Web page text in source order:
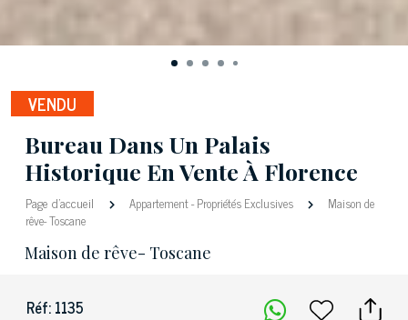
VENDU
Bureau Dans Un Palais
Historique En Vente À Florence
Page d'accueil Appartement-Propriétés Exclusives
Maison de
rêve- Toscane
Maison de rêve- Toscane
Réf: 1135